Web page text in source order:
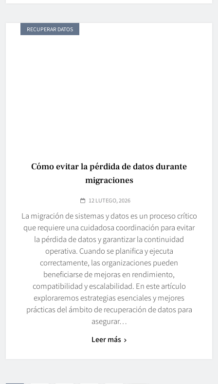
RECUPERAR DATOS
Cómo evitar la pérdida de datos durante
migraciones
12 LUTEGO, 2026
La migración de sistemas y datos es un proceso crítico
que requiere una cuidadosa coordinación para evitar
la pérdida de datos y garantizar la continuidad
operativa. Cuando se planifica y ejecuta
correctamente, las organizaciones pueden
beneficiarse de mejoras en rendimiento,
compatibilidad y escalabilidad. En este artículo
exploraremos estrategias esenciales y mejores
prácticas del ámbito de recuperación de datos para
asegurar…
Leer más